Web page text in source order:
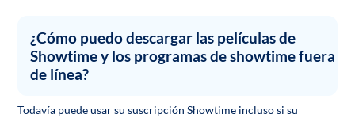
¿Cómo puedo descargar las películas de
Showtime y los programas de showtime fuera
de línea?
Todavía puede usar su suscripción Showtime incluso si su